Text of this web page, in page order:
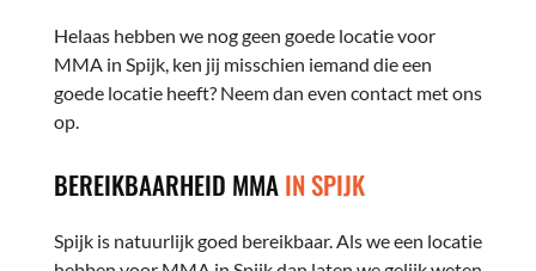
Helaas hebben we nog geen goede locatie voor
MMA in Spijk, ken jij misschien iemand die een
goede locatie heeft? Neem dan even contact met ons
op.
BEREIKBAARHEID MMAIN SPIJK
Spijk is natuurlijk goed bereikbaar. Als we een locatie